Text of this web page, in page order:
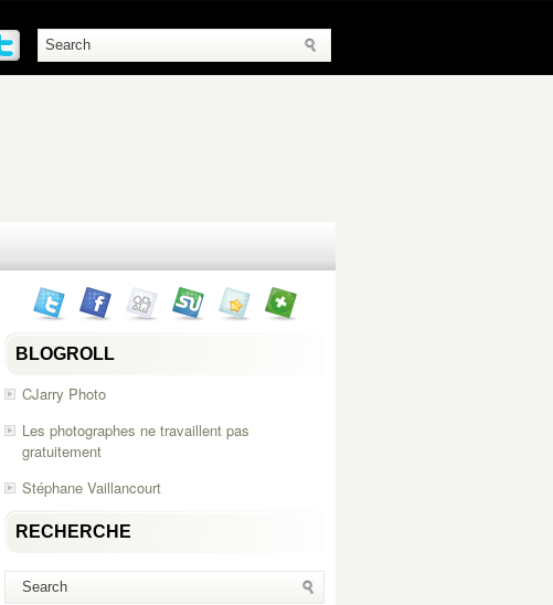
BLOGROLL
CJarry Photo
Les photographes ne travaillent pas
gratuitement
Stéphane Vaillancourt
RECHERCHE